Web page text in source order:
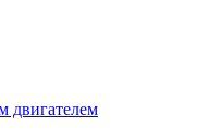
двигателем